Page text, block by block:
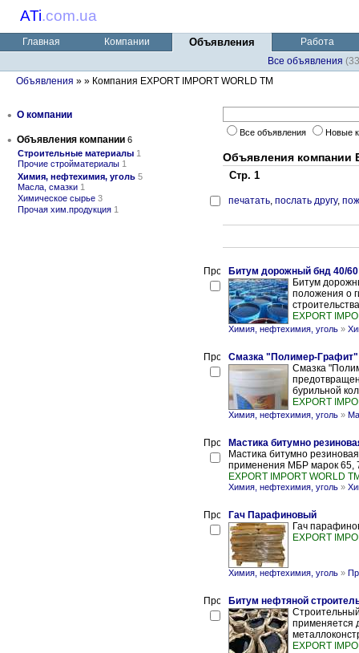
ATi.com.ua
Главная Компании Объявления
Работа
Все объявления
Объявления » » Компания EXPORT IMPORT WORLD TM
• О компании
• Объявления компании 6
Строительные материалы 1
Прочие стройматериалы 1
Химия, нефтехимия, уголь 5
Масла, смазки 1
Химическое сырье 3
Прочая хим.продукция 1
Все объявления Новые
Объявления компании
Стр. 1
печатать, послать другу,
Битум дорожный бнд 40/60
Битум
положения о
EXPORT
Химия, нефтехимия, уголь »
Смазка "Полимер-Графит"
Смазка
бурильной
EXPORT
Химия, нефтехимия, уголь »
Мастика битумно
Мастика битумно
применения МБР марок 65,
EXPORT IMPORT WORLD
Химия, нефтехимия, уголь »
Гач Парафиновый
Гач
EXPORT
Химия, нефтехимия, уголь »
Битум нефтяной
применяется
EXPORT